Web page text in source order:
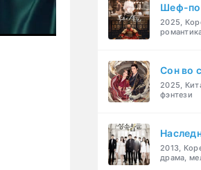
Шеф-
2025,
Cон во
2025,
фэнтези
2013,
драма,